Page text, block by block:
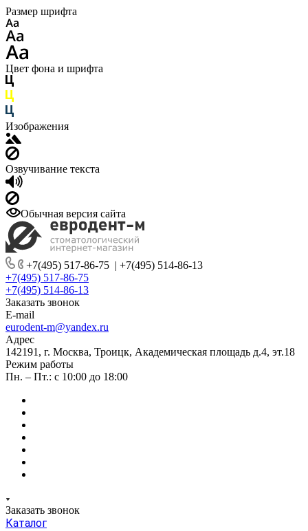
Размер шрифта
Цвет фона и шрифта
Изображения
Озвучивание текста
Обычная версия сайта
+7(495) 517-86-75 | +7(495) 514-86-13
+7(495) 517-86-75
+7(495) 514-86-13
Заказать звонок
E-mail
eurodent-m@yandex.ru
Адрес
142191, г. Москва, Троицк, Академическая площадь д.4, эт.18
Режим работы
Пн. – Пт.: с 10:00 до 18:00
Заказать звонок
Каталог